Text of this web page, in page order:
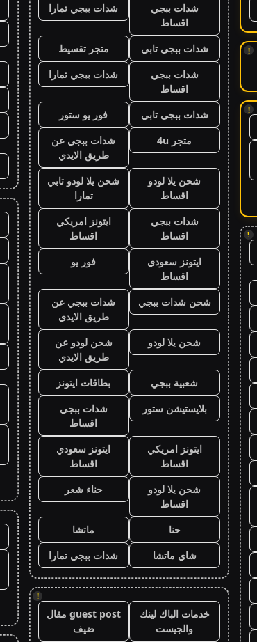
!
!
!
شدات ببجي
اقساط
شدات ببجي تمارا
شدات ببجي تابي
متجر تقسيط
شدات ببجي
اقساط
شدات ببجي تمارا
شدات ببجي تابي
فور يو ستور
متجر 4u
شدات ببجي عن
طريق الايدي
شحن يلا لودو
اقساط
شحن يلا لودو تابي
تمارا
شدات ببجي
اقساط
ايتونز امريكي
اقساط
ايتونز سعودي
اقساط
فور يو
شحن شدات ببجي
شدات ببجي عن
طريق الايدي
شحن يلا لودو
شحن لودو عن
طريق الايدي
شعبية ببجي
بطاقات ايتونز
بلايستيشن ستور
شدات ببجي
اقساط
ايتونز امريكي
اقساط
ايتونز سعودي
اقساط
شحن يلا لودو
اقساط
حناء شعر
حنا
ماتشا
شاي ماتشا
شدات ببجي تمارا
!
خدمات الباك لينك
والجيست
guest post مقال
ضيف